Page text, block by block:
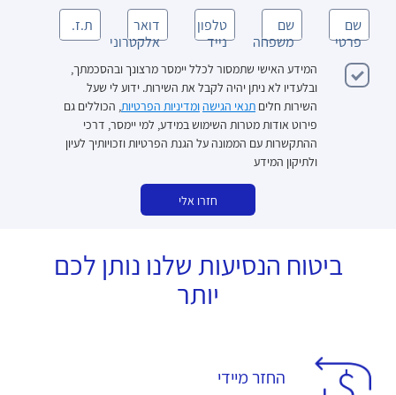
שם
פרטי
שם
משפחה
טלפון
נייד
דואר
אלקטרוני
ת.ז.
המידע האישי שתמסור לכלל יימסר מרצונך ובהסכמתך,
ובלעדיו לא ניתן יהיה לקבל את השירות. ידוע לי שעל
השירות חלים תנאי הגישהומדיניות הפרטיות, הכוללים גם
פירוט אודות מטרות השימוש במידע, למי יימסר, דרכי
ההתקשרות עם הממונה על הגנת הפרטיות וזכויותיך לעיון
ולתיקון המידע
חזרו אלי
ביטוח הנסיעות שלנו נותן לכם
יותר
החזר מיידי